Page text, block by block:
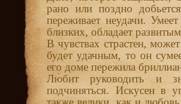
рано или поздно
переживает неудачи.
близких, обладает
В чувствах страстен,
будет удачным, то он
его доме пережила
Любит руководить и
подчиняться. Искусен в